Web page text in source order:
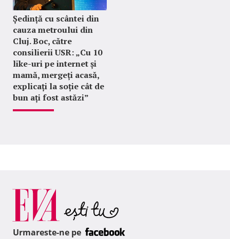
Ședință cu scântei din
cauza metroului din
Cluj. Boc, către
consilierii USR: „Cu 10
like-uri pe internet și
mamă, mergeți acasă,
explicați la soție cât de
bun ați fost astăzi”
Urmareste-ne pe